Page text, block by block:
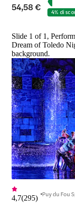
54,58 € 4% di
Slide 1 of 1,
Dream of Toledo
background.
4,7(295) Puy du Fou